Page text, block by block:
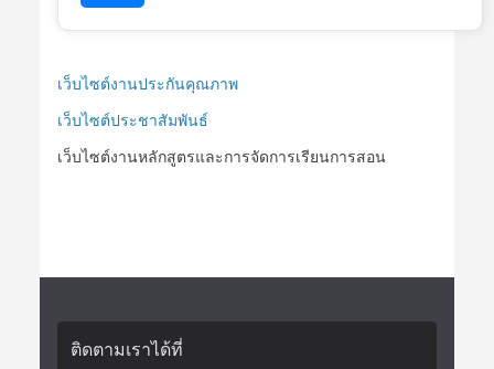
เว็บไซต์งานประกันคุณภาพ
เว็บไซต์ประชาสัมพันธ์
เว็บไซต์งานหลักสูตรและการจัดการเรียนการสอน
ติดตามเราได้ที่